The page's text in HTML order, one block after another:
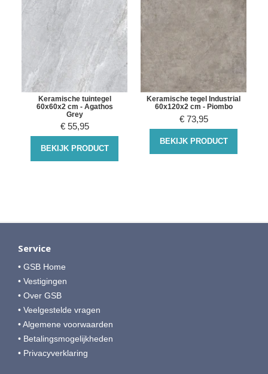
Keramische tuintegel
60x60x2 cm - Agathos
Grey
€ 55,95
BEKIJK PRODUCT
Keramische tegel Industrial
60x120x2 cm - Piombo
€ 73,95
BEKIJK PRODUCT
Service
• GSB Home
• Vestigingen
• Over GSB
• Veelgestelde vragen
• Algemene voorwaarden
• Betalingsmogelijkheden
• Privacyverklaring